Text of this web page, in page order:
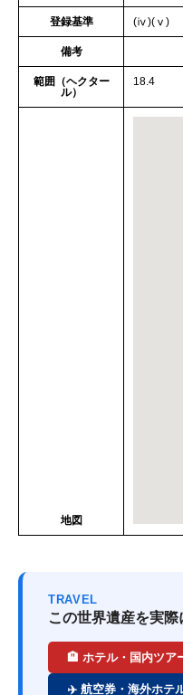
登録基準 (ⅳ)(ⅴ)
備考
範囲（ヘクター
ル）
18.4
地図
TRAVEL
この世界遺産を実
🏨 ホテル・国内ツア
✈️ 航空券・海外ホテ